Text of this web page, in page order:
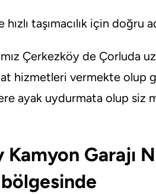
taşımacılık için doğru
Çerkezköy de Çorluda
hizmetleri vermekte olup
ayak uydurmata olup siz
Kamyon Garajı